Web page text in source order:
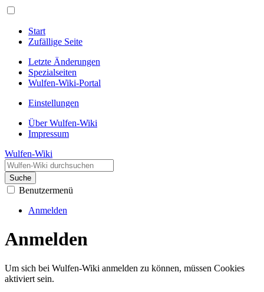
Start
Zufällige Seite
Letzte Änderungen
Spezialseiten
Wulfen-Wiki-Portal
Einstellungen
Über Wulfen-Wiki
Impressum
Wulfen-Wiki
Suche
Benutzermenü
Anmelden
Anmelden
Um sich bei Wulfen-Wiki anmelden zu können, müssen Cookies
aktiviert sein.